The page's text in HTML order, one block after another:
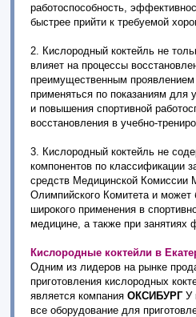
работоспособность,
быстрее прийти к требуемой
2. Кислородный коктейль не
влияет на процессы
преимущественным
применяться по показаниям для
и повышения спортивной
восстановления в учебно-
3. Кислородный коктейль не
компонентов по классификации
средств Медицинской Комиссии
Олимпийского Комитета и
широкого применения в
медицине, а также при занятиях
Кислородные коктейли в
Одним из лидеров на рынке
приготовления кислородных
является компанияОКСИБУРГУ
все оборудование для